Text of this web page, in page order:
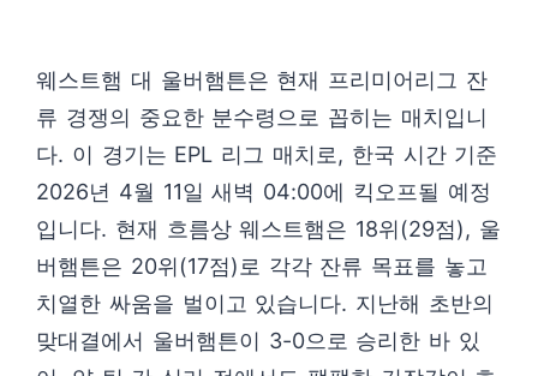
웨스트햄 대 울버햄튼은 현재 프리미어리그 잔
류 경쟁의 중요한 분수령으로 꼽히는 매치입니
다. 이 경기는 EPL 리그 매치로, 한국 시간 기준
2026년 4월 11일 새벽 04:00에 킥오프될 예정
입니다. 현재 흐름상 웨스트햄은 18위(29점), 울
버햄튼은 20위(17점)로 각각 잔류 목표를 놓고
치열한 싸움을 벌이고 있습니다. 지난해 초반의
맞대결에서 울버햄튼이 3-0으로 승리한 바 있